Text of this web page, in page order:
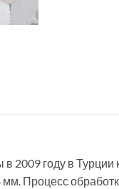
2009 году в
Процесс